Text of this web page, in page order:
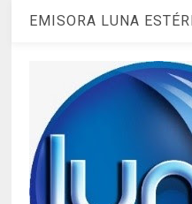
EMISORA LUNA